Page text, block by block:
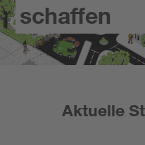
schaffen
Aktuelle